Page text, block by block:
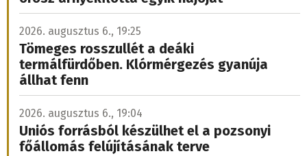
2026. augusztus 6., 19:25
Tömeges rosszullét a deáki
termálfürdőben. Klórmérgezés gyanúja
állhat fenn
2026. augusztus 6., 19:04
Uniós forrásból készülhet el a pozsonyi
főállomás felújításának terve